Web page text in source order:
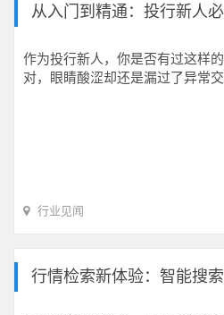
从入门到精通：投行新人
作为投行新人，你是否有过这样
对，眼睛酸涩却还是漏过了异常
行业见闻
行情检索新体验：智能搜